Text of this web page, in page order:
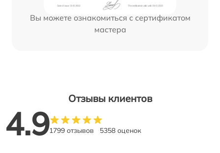
Вы можете ознакомиться с сертификатом
мастера
Отзывы клиентов
4.91799 отзывов 5358 оценок